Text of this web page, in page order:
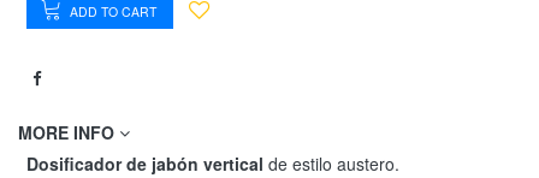
ADD TO CART
MORE INFO
Dosificador de jabón vertical de estilo austero.